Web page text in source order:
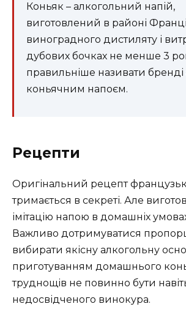
Коньяк – алкогольний напій,
виготовлений в районі
виноградного дистиляту і
дубових бочках не менше 3
правильніше називати бренді
коньячним напоєм.
Рецепти
Оригінальний рецепт
тримається в секреті. Але
імітацію напою в домашніх
Важливо дотримуватися
вибирати якісну алкогольну
приготуванням домашнього
труднощів не повинно бути
недосвідченого винокура.